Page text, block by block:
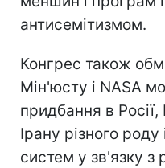
антисемітизмом.
Конгрес також
Мін'юсту і NASA
придбання в
Ірану різного
систем у зв'язку з